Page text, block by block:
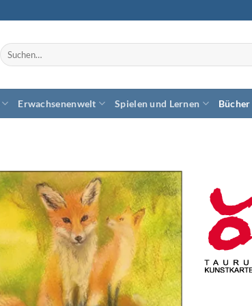
Suchen
nach:
Erwachsenenwelt Spielen und Lernen
Zum
Wunschzettel
hinzufügen